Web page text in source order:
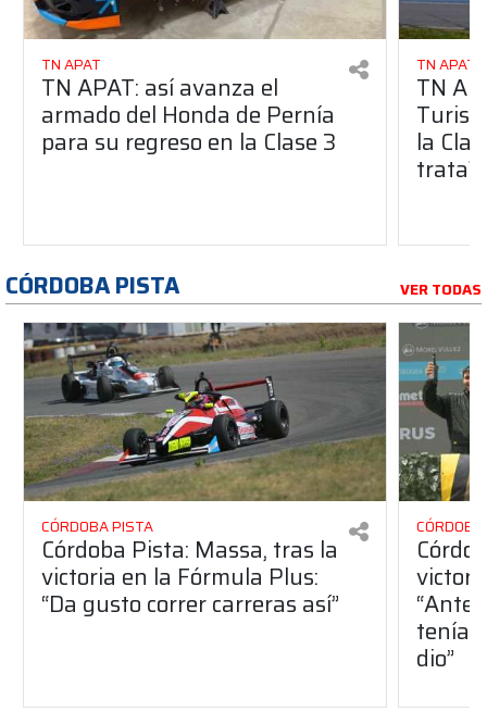
TN APAT
TN APAT: así avanza el
armado del Honda de Pernía
para su regreso en la Clase 3
TN APAT
TN
la
trata?
CÓRDOBA PISTA VER TODAS
CÓRDOBA PISTA
Córdoba Pista: Massa, tras la
victoria en la Fórmula Plus:
“Da gusto correr carreras así”
dio”